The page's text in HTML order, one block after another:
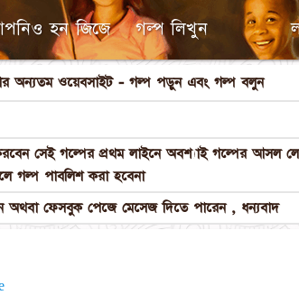
হন জিজে গল্প লিখুন
অন্যতম ওয়েবসাইট - গল্প পড়ুন এবং গল্প বলুন
সেই গল্পের প্রথম লাইনে অবশ্যাই গল্পের আসল
গল্প পাবলিশ করা হবেনা
অথবা ফেসবুক পেজে মেসেজ দিতে পারেন , ধন্যবাদ